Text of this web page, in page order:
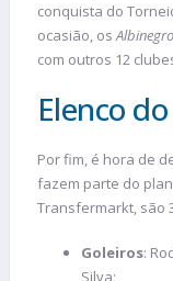
conquista do
ocasião, os
com outros 12
Elenco
Por fim, é hora de
fazem parte do
Transfermarkt, são
Goleiros:
Silva;